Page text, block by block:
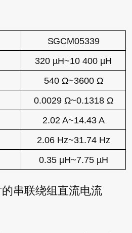
SGCM05339
320 µH~10 400 µH
540 Ω~3600 Ω
0.0029 Ω~0.1318 Ω
2.02 A~14.43 A
2.06 Hz~31.74 Hz
0.35 µH~7.75 µH
串联绕组直流电流